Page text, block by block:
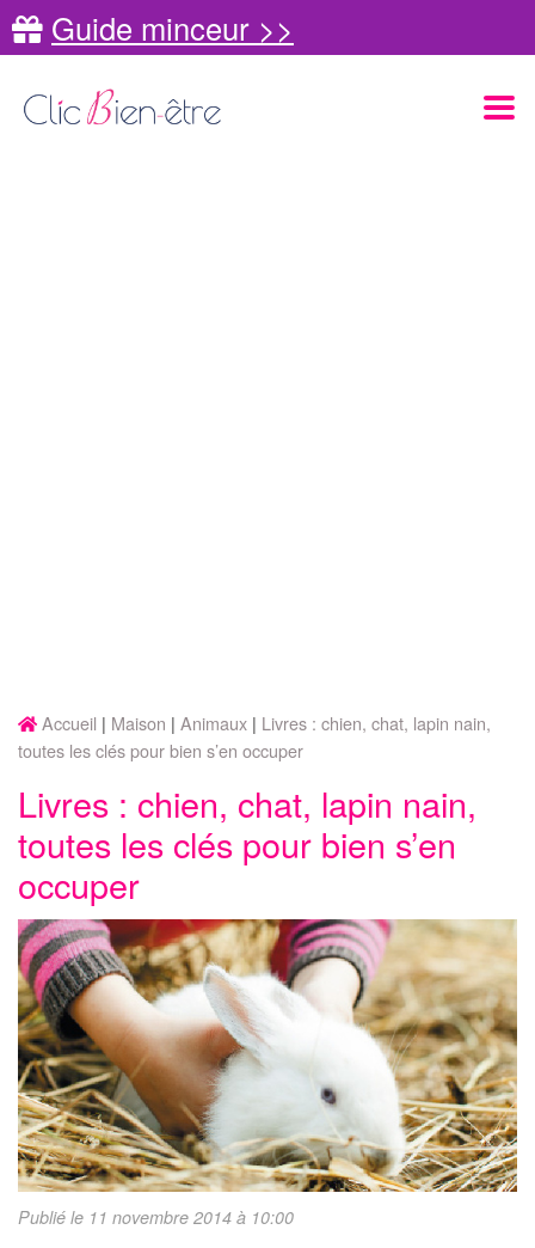
Guide minceur >>
Accueil Maison Animaux
Livres : chien, chat, lapin nain,
toutes les clés pour bien s’en occuper
Livres : chien, chat, lapin nain,
toutes les clés pour bien s’en
occuper
Publié le 11 novembre 2014 à 10:00